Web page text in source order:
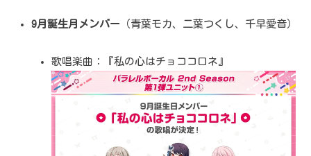
9月誕生月メンバー （青葉モカ、二葉つくし、千早愛音）
歌唱楽曲：『私の心はチョココロネ』